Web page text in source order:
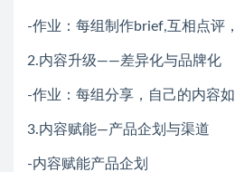
-作业：每组制作brief,互相点评
2.内容升级——差异化与品牌化
-作业：每组分享，自己的内容
3.内容赋能—产品企划与渠道
-内容赋能产品企划